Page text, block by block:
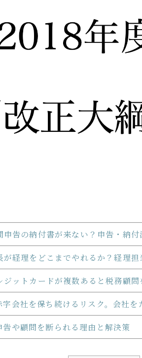
プロフィール
お問い合わせ
申告の納付書が来ない？申告・納
が経理をどこまでやれるか？経理
ジットカードが複数あると税務顧
字会社を保ち続けるリスク。会社を
告や顧問を断られる理由と解決策